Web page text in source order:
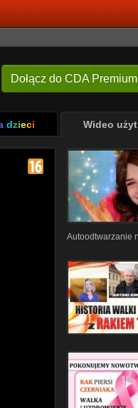
Dołącz do CDA Premium
dzieci Wideo
Autoodtwarzanie